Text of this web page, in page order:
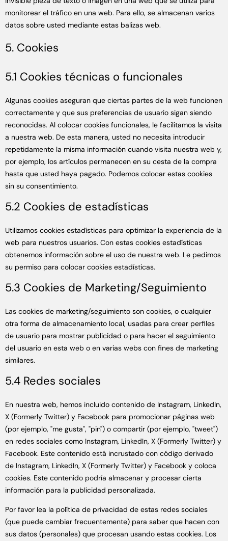
monitorear el tráfico en una web. Para ello, se almacenan varios
datos sobre usted mediante estas balizas web.
5. Cookies
5.1 Cookies técnicas o funcionales
Algunas cookies aseguran que ciertas partes de la web funcionen
correctamente y que sus preferencias de usuario sigan siendo
reconocidas. Al colocar cookies funcionales, le facilitamos la visita
a nuestra web. De esta manera, usted no necesita introducir
repetidamente la misma información cuando visita nuestra web y,
por ejemplo, los artículos permanecen en su cesta de la compra
hasta que usted haya pagado. Podemos colocar estas cookies
sin su consentimiento.
5.2 Cookies de estadísticas
Utilizamos cookies estadísticas para optimizar la experiencia de la
web para nuestros usuarios. Con estas cookies estadísticas
obtenemos información sobre el uso de nuestra web. Le pedimos
su permiso para colocar cookies estadísticas.
5.3 Cookies de Marketing/Seguimiento
Las cookies de marketing/seguimiento son cookies, o cualquier
otra forma de almacenamiento local, usadas para crear perfiles
de usuario para mostrar publicidad o para hacer el seguimiento
del usuario en esta web o en varias webs con fines de marketing
similares.
5.4 Redes sociales
En nuestra web, hemos incluido contenido de Instagram, LinkedIn,
X (Formerly Twitter) y Facebook para promocionar páginas web
(por ejemplo, "me gusta", "pin") o compartir (por ejemplo, "tweet")
en redes sociales como Instagram, LinkedIn, X (Formerly Twitter) y
Facebook. Este contenido está incrustado con código derivado
de Instagram, LinkedIn, X (Formerly Twitter) y Facebook y coloca
cookies. Este contenido podría almacenar y procesar cierta
información para la publicidad personalizada.
Por favor lea la política de privacidad de estas redes sociales
(que puede cambiar frecuentemente) para saber que hacen con
sus datos (personales) que procesan usando estas cookies. Los